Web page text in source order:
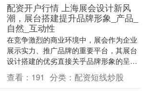
配资开户行情 上海展会设计新风
潮，展台搭建提升品牌形象_产品_
自然_互动性
在竞争激烈的商业环境中，展会作为企业
展示实力、推广品牌的重要平台，其展台
设计搭建的优劣直接关乎品牌形象的呈现
与传播效果。上海配资开户行情，作为国
际化大都市，各类....
查看： 191 分类： 配资短线炒股